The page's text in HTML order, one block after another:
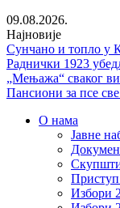
09.08.2026.
Најновије
Сунчано и топло у
Раднички 1923
„Мењажа“ сваког
Пансиони за псе
О нама
Јавне
Приступ
Избори